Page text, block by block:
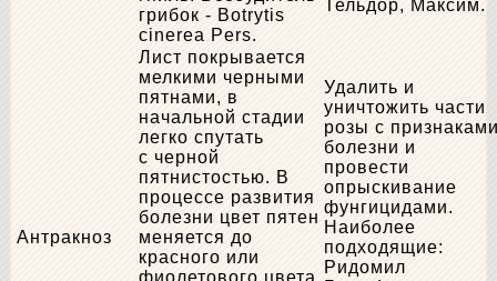
грибок - Botrytis
cinerea Pers.
Тельдор, Максим.
Антракноз
Лист покрывается
мелкими черными
пятнами, в
начальной стадии
легко спутать
с черной
пятнистостью. В
процессе развития
болезни цвет пятен
меняется до
красного или
фиолетового цвета,
Удалить и
уничтожить части
розы с
болезни и
провести
опрыскивание
фунгицидами.
Наиболее
подходящие:
Ридомил